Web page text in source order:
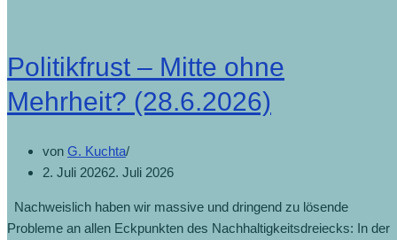
Politikfrust – Mitte ohne
Mehrheit? (28.6.2026)
von G. Kuchta
2. Juli 20262. Juli 2026
Nachweislich haben wir massive und dringend zu lösende
Probleme an allen Eckpunkten des Nachhaltigkeitsdreiecks: In der